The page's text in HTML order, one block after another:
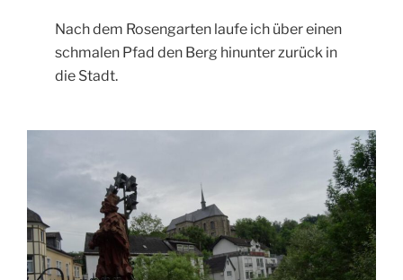
Nach dem Rosengarten laufe ich über einen
schmalen Pfad den Berg hinunter zurück in
die Stadt.